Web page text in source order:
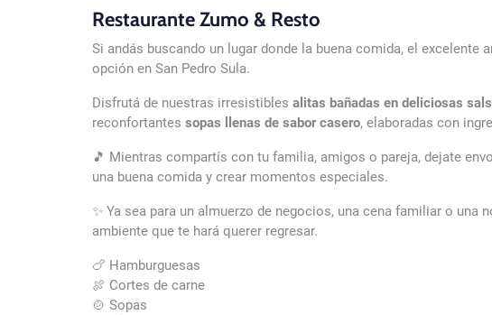
Restaurante Zumo & Resto
Si andás buscando un lugar donde la buena comida, el excelente
opción en San Pedro Sula.
Disfrutá de nuestras irresistibles alitas bañadas en deliciosas
reconfortantes sopas llenas de sabor casero, elaboradas con
🎵 Mientras compartís con tu familia, amigos o pareja, dejate
una buena comida y crear momentos especiales.
✨ Ya sea para un almuerzo de negocios, una cena familiar o una
ambiente que te hará querer regresar.
🍗 Hamburguesas
🍖 Cortes de carne
🍲 Sopas